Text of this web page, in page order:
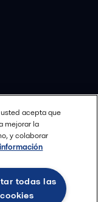
de Cookies
acepta que
mejorar la
y colaborar
todas las
cookies